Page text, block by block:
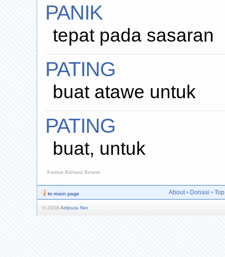
PANIK
tepat pada sasaran
PATING
buat atawe untuk
PATING
buat, untuk
Kamus Bahasa Betawi
to main page About• Donasi •
© 2008 Adipura Net